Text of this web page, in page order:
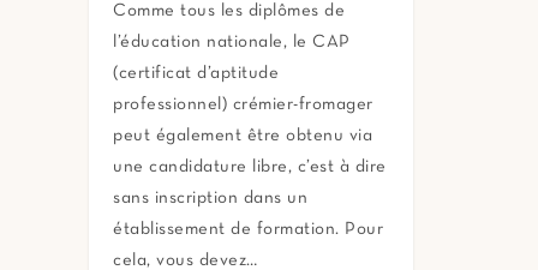
Comme tous les diplômes de
l’éducation nationale, le CAP
(certificat d’aptitude
professionnel) crémier-fromager
peut également être obtenu via
une candidature libre, c’est à dire
sans inscription dans un
établissement de formation. Pour
cela, vous devez…